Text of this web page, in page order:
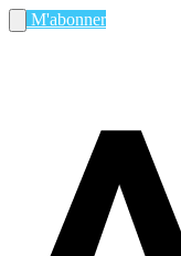
M'abonner